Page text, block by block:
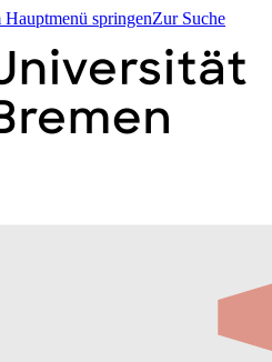
Hauptmenü springenZur Suche